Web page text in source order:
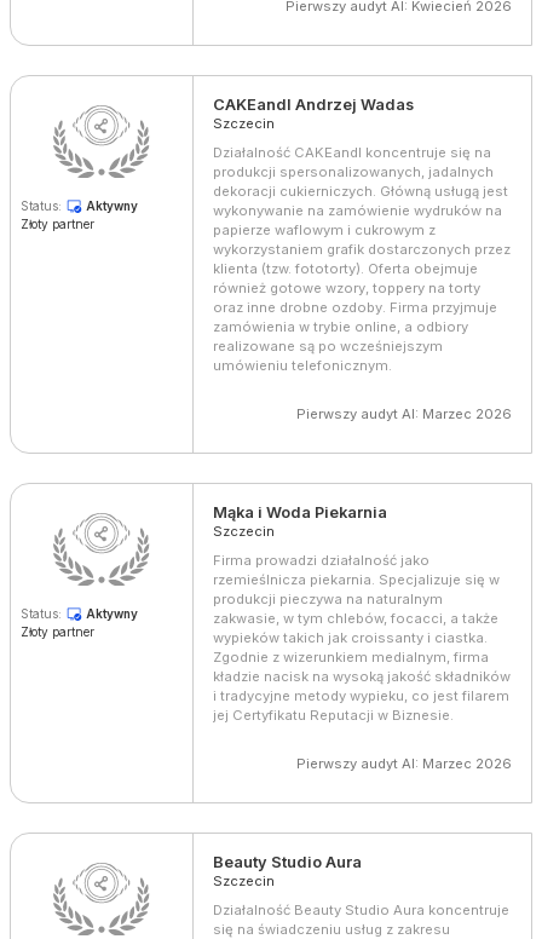
Pierwszy audyt AI: Kwiecień 2026
Status:
Aktywny
Złoty partner
CAKEandI Andrzej Wadas
Szczecin
Działalność CAKEandI koncentruje się na
produkcji spersonalizowanych, jadalnych
dekoracji cukierniczych. Główną usługą jest
wykonywanie na zamówienie wydruków na
papierze waflowym i cukrowym z
wykorzystaniem grafik dostarczonych przez
klienta (tzw. fototorty). Oferta obejmuje
również gotowe wzory, toppery na torty
oraz inne drobne ozdoby. Firma przyjmuje
zamówienia w trybie online, a odbiory
realizowane są po wcześniejszym
umówieniu telefonicznym.
Pierwszy audyt AI: Marzec 2026
Status:
Aktywny
Złoty partner
Mąka i Woda Piekarnia
Szczecin
Firma prowadzi działalność jako
rzemieślnicza piekarnia. Specjalizuje się w
produkcji pieczywa na naturalnym
zakwasie, w tym chlebów, focacci, a także
wypieków takich jak croissanty i ciastka.
Zgodnie z wizerunkiem medialnym, firma
kładzie nacisk na wysoką jakość składników
i tradycyjne metody wypieku, co jest filarem
jej Certyfikatu Reputacji w Biznesie.
Pierwszy audyt AI: Marzec 2026
Beauty Studio Aura
Szczecin
Działalność Beauty Studio Aura koncentruje
się na świadczeniu usług z zakresu